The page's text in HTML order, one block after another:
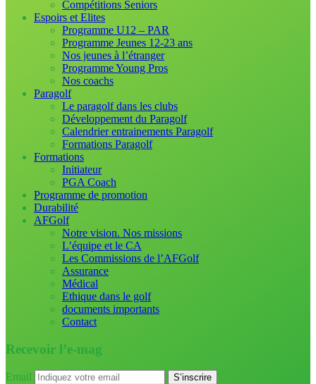
Compétitions Seniors
Espoirs et Elites
Programme U12 – PAR
Programme Jeunes 12-23 ans
Nos jeunes à l’étranger
Programme Young Pros
Nos coachs
Paragolf
Le paragolf dans les clubs
Développement du Paragolf
Calendrier entrainements Paragolf
Formations Paragolf
Formations
Initiateur
PGA Coach
Programme de promotion
Durabilité
AFGolf
Notre vision. Nos missions
L’équipe et le CA
Les Commissions de l’AFGolf
Assurance
Médical
Ethique dans le golf
documents importants
Contact
Recevoir l’e-mag
Email